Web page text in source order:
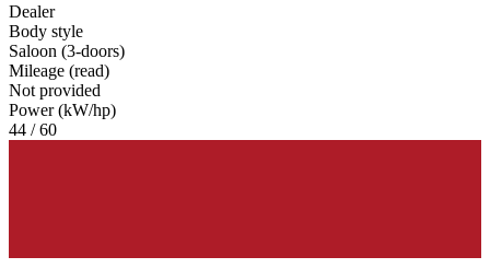
Dealer
Body style
Saloon (3-doors)
Mileage (read)
Not provided
Power (kW/hp)
44 / 60